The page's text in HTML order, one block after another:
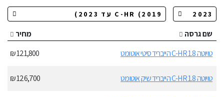
שם גרסה
מחיר
טויוטה C-HR 1.8 הייבריד סיטי אוטומט
121,800 ₪
טויוטה C-HR 1.8 הייבריד שיק אוטומט 126,700 ₪